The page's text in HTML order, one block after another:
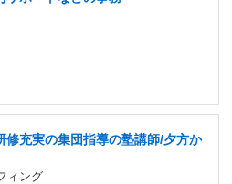
修充実の集団指導の塾講師/夕方か
ィング